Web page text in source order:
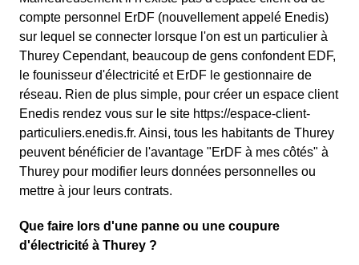
compte personnel ErDF (nouvellement appelé Enedis)
sur lequel se connecter lorsque l'on est un particulier à
Thurey Cependant, beaucoup de gens confondent EDF,
le founisseur d'électricité et ErDF le gestionnaire de
réseau. Rien de plus simple, pour créer un espace client
Enedis rendez vous sur le site https://espace-client-
particuliers.enedis.fr. Ainsi, tous les habitants de Thurey
peuvent bénéficier de l'avantage "ErDF à mes côtés" à
Thurey pour modifier leurs données personnelles ou
mettre à jour leurs contrats.
Que faire lors d'une panne ou une coupure
d'électricité à Thurey ?